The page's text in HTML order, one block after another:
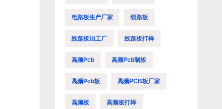
电路板生产厂家 线路板
线路板加工厂 线路板打样
高频pcb 高频pcb制板
高频pcb板 高频PCB板厂家
高频板 高频板打样